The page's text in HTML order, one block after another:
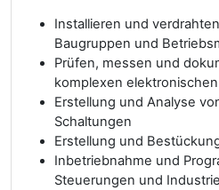
Installieren und
Baugruppen und
Prüfen, messen und
komplexen
Erstellung und Analyse
Schaltungen
Erstellung und
Inbetriebnahme und
Steuerungen und